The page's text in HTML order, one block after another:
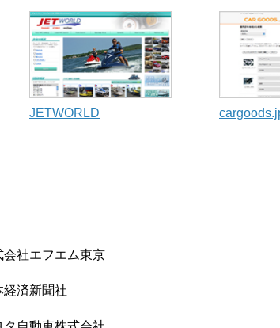
JETWORLD
会社エフエム東京
経済新聞社